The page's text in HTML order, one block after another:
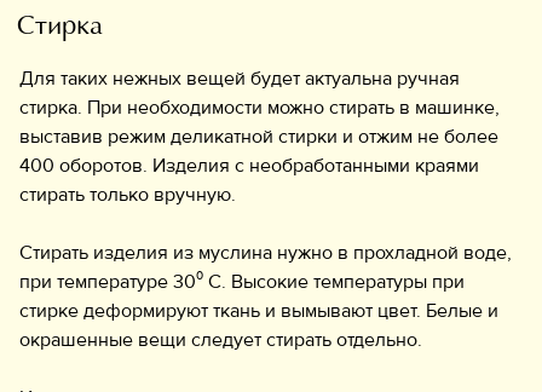
Стирка
Для таких нежных вещей будет актуальна ручная
стирка. При необходимости можно стирать в машинке,
выставив режим деликатной стирки и отжим не более
400 оборотов. Изделия с необработанными краями
стирать только вручную.
Стирать изделия из муслина нужно в прохладной воде,
при температуре 30⁰ С. Высокие температуры при
стирке деформируют ткань и вымывают цвет. Белые и
окрашенные вещи следует стирать отдельно.